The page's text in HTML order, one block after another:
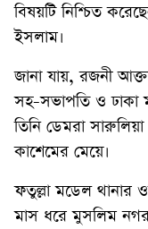
বিষয়টি নিশ্চিত
ইসলাম।
জানা যায়, রজনী
সহ-সভাপতি ও ঢাকা
তিনি ডেমরা
কাশেমের মেয়ে।
ফতুল্লা মডেল থানার
মাস ধরে মুসলিম